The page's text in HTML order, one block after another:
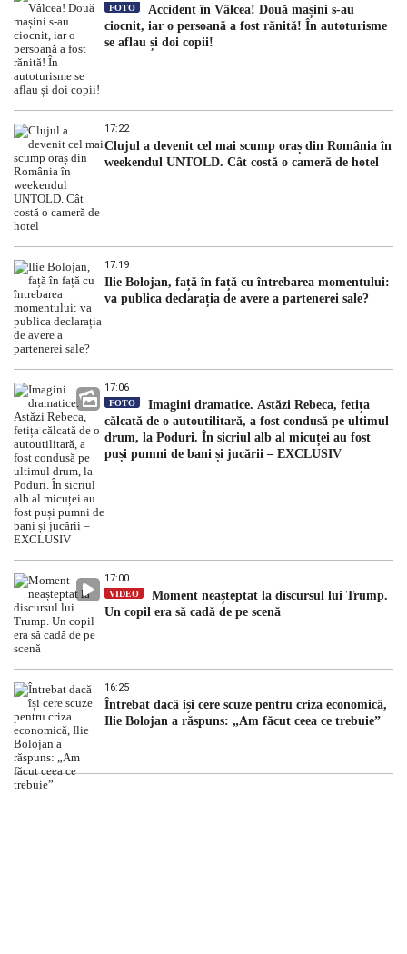
FOTO
Accident în Vâlcea! Două mașini s-au
ciocnit, iar o persoană a fost rănită! În autoturisme
se aflau și doi copii!
17:22
Clujul a devenit cel mai scump oraș din România în
weekendul UNTOLD. Cât costă o cameră de hotel
17:19
Ilie Bolojan, față în față cu întrebarea momentului:
va publica declarația de avere a partenerei sale?
17:06
FOTO
Imagini dramatice. Astăzi Rebeca, fetița
călcată de o autoutilitară, a fost condusă pe ultimul
drum, la Poduri. În sicriul alb al micuței au fost
puși pumni de bani și jucării – EXCLUSIV
17:00
VIDEO
Moment neașteptat la discursul lui Trump.
Un copil era să cadă de pe scenă
16:25
Întrebat dacă își cere scuze pentru criza economică,
Ilie Bolojan a răspuns: „Am făcut ceea ce trebuie”